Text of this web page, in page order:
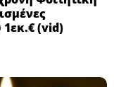
(vid)